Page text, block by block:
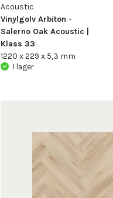
Acoustic
Vinylgolv Arbiton -
Salerno Oak Acoustic |
Klass 33
1220 x 229 x 5,3 mm
I lager